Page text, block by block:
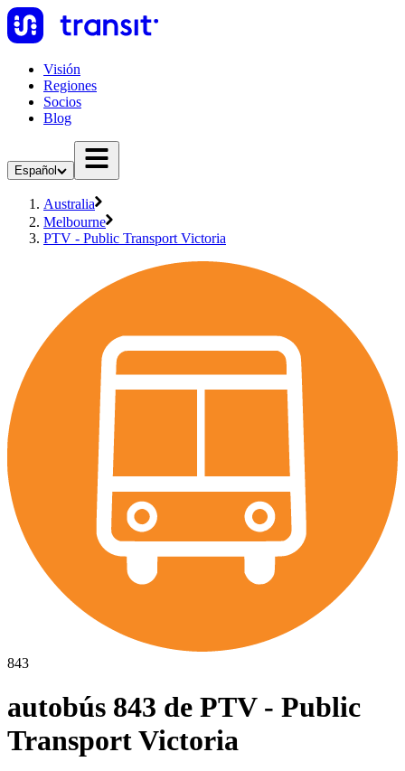
Visión
Regiones
Socios
Blog
Español
Australia
Melbourne
PTV - Public Transport Victoria
843
autobús 843 de PTV - Public
Transport Victoria